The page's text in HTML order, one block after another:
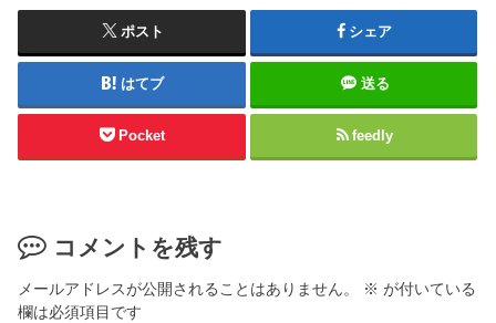
ポスト シェア
はてブ 送る
Pocket feedly
コメントを残す
メールアドレスが公開されることはありません。 ※ が付いている
欄は必須項目です